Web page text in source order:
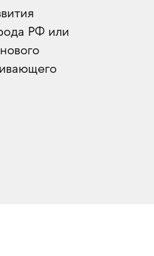
РФ или